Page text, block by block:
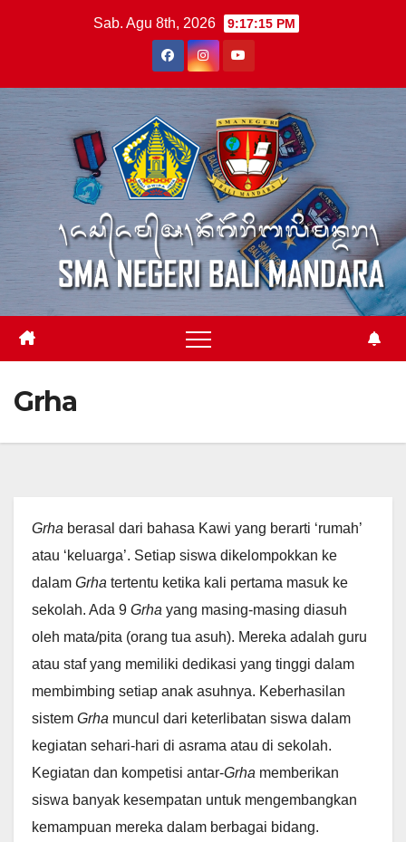
Sab. Agu 8th, 2026 9:17:15 PM
Grha
Grha berasal dari bahasa Kawi yang berarti ‘rumah’
atau ‘keluarga’. Setiap siswa dikelompokkan ke
dalam Grha tertentu ketika kali pertama masuk ke
sekolah. Ada 9 Grha yang masing-masing diasuh
oleh mata/pita (orang tua asuh). Mereka adalah guru
atau staf yang memiliki dedikasi yang tinggi dalam
membimbing setiap anak asuhnya. Keberhasilan
sistem Grha muncul dari keterlibatan siswa dalam
kegiatan sehari-hari di asrama atau di sekolah.
Kegiatan dan kompetisi antar-Grha memberikan
siswa banyak kesempatan untuk mengembangkan
kemampuan mereka dalam berbagai bidang.